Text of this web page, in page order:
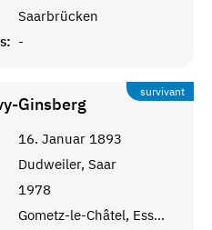
Saarbrücken
-
survivant
Ginsberg
16. Januar 1893
Dudweiler, Saar
1978
Gometz-le-Châtel, Essonne